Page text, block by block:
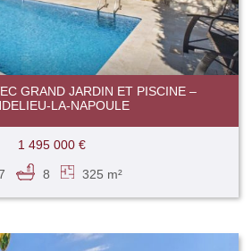
GRAND JARDIN ET PISCINE –
LA-NAPOULE
1 495 000 €
8 325 m²